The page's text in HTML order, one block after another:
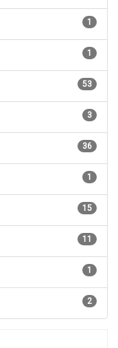
1
1
53
3
36
1
15
11
1
2